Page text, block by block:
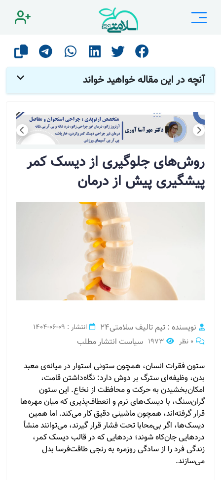
صفحه اصلی
ارتوپدی
روش‌های جلوگیری از دیسک کمر پیشگیری پیش از درمان
آنچه در این مقاله خواهید خواند
روش‌های جلوگیری از دیسک کمر
پیشگیری پیش از درمان
نویسنده : تیم تالیف سلامتی24
انتشار : 09-06-1404
0 نظر
1973 سیاست انتشار مطلب
ستون فقرات انسان، همچون ستونی استوار در میانه‌ی معبد
بدن، وظیفه‌ای سترگ بر دوش دارد: نگاه‌داشتن قامت،
امکان‌بخشیدن به حرکت و محافظت از نخاع. این ستون
گران‌سنگ، با دیسک‌های نرم و انعطاف‌پذیری که میان مهره‌ها
قرار گرفته‌اند، همچون ماشینی دقیق کار می‌کند. اما همین
دیسک‌ها، اگر بی‌محابا تحت فشار قرار گیرند، می‌توانند منشأ
دردهایی جان‌کاه شوند؛ دردهایی که در قالب دیسک کمر،
زندگی فرد را از سادگی روزمره به رنجی طاقت‌فرسا بدل
می‌سازند.